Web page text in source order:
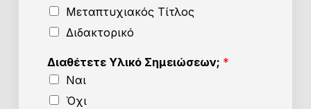
Μεταπτυχιακός Τίτλος
Διδακτορικό
Διαθέτετε Υλικό Σημειώσεων; *
Ναι
Όχι